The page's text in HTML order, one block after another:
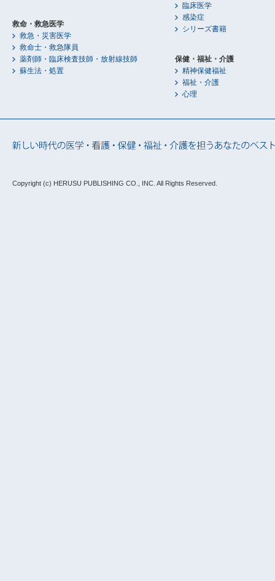
救命・救急医学
救急・災害医学
救命士・救急隊員
薬剤師・臨床検査技師・放射線技師
蘇生法・処置
臨床医学
感染症
シリーズ書籍
保健・福祉・介護
精神保健福祉
福祉・介護
心理
Copyright (c) HERUSU PUBLISHING CO., INC. All Rights Reserved.